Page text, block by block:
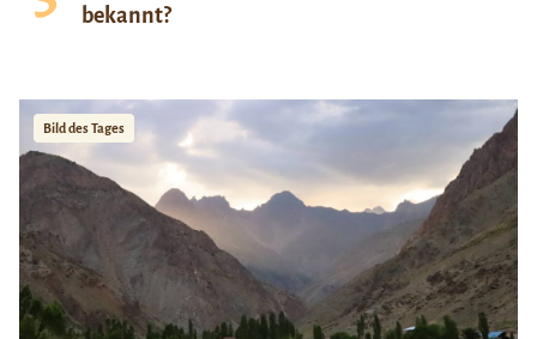
bekannt?
Bild des Tages